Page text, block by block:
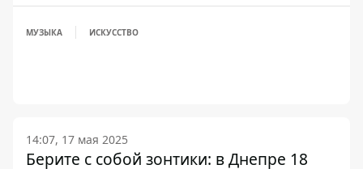
МУЗЫКА ИСКУССТВО
14:07, 17 мая 2025
Берите с собой зонтики: в Днепре 18